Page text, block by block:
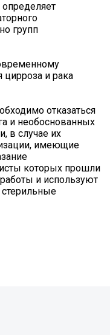
групп
и рака
отказаться
и необоснованных
в случае их
имеющие
которых прошли
и используют